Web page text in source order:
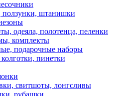
штанишки
одеяла, полотенца, пеленки
комплекты
подарочные наборы
пинетки
свитшоты, лонгсливы